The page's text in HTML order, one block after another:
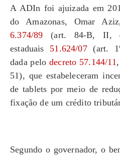
A ADIn foi ajuizada em
do Amazonas, Omar
6.374/89 (art. 84-B, II,
estaduais 51.624/07(art.
dada pelo decreto 57.144/11
51), que estabeleceram
de tablets por meio de
fixação de um crédito
Segundo o governador, o